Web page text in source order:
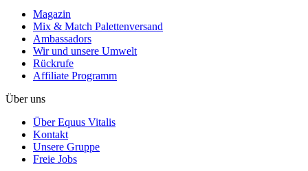
Magazin
Mix & Match Palettenversand
Ambassadors
Wir und unsere Umwelt
Rückrufe
Affiliate Programm
Über uns
Über Equus Vitalis
Kontakt
Unsere Gruppe
Freie Jobs